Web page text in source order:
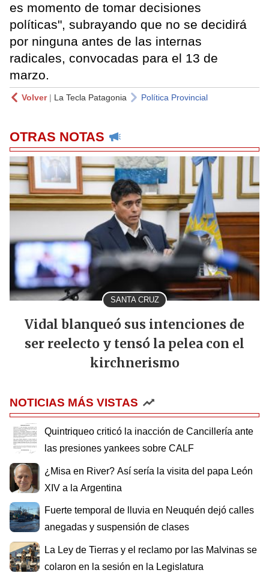
es momento de tomar decisiones
políticas", subrayando que no se decidirá
por ninguna antes de las internas
radicales, convocadas para el 13 de
marzo.
Volver| La Tecla Patagonia Política Provincial
OTRAS NOTAS
SANTA CRUZ
Vidal blanqueó sus intenciones de
ser reelecto y tensó la pelea con el
kirchnerismo
NOTICIAS MÁS VISTAS
Quintriqueo criticó la inacción de Cancillería ante
las presiones yankees sobre CALF
¿Misa en River? Así sería la visita del papa León
XIV a la Argentina
Fuerte temporal de lluvia en Neuquén dejó calles
anegadas y suspensión de clases
La Ley de Tierras y el reclamo por las Malvinas se
colaron en la sesión en la Legislatura